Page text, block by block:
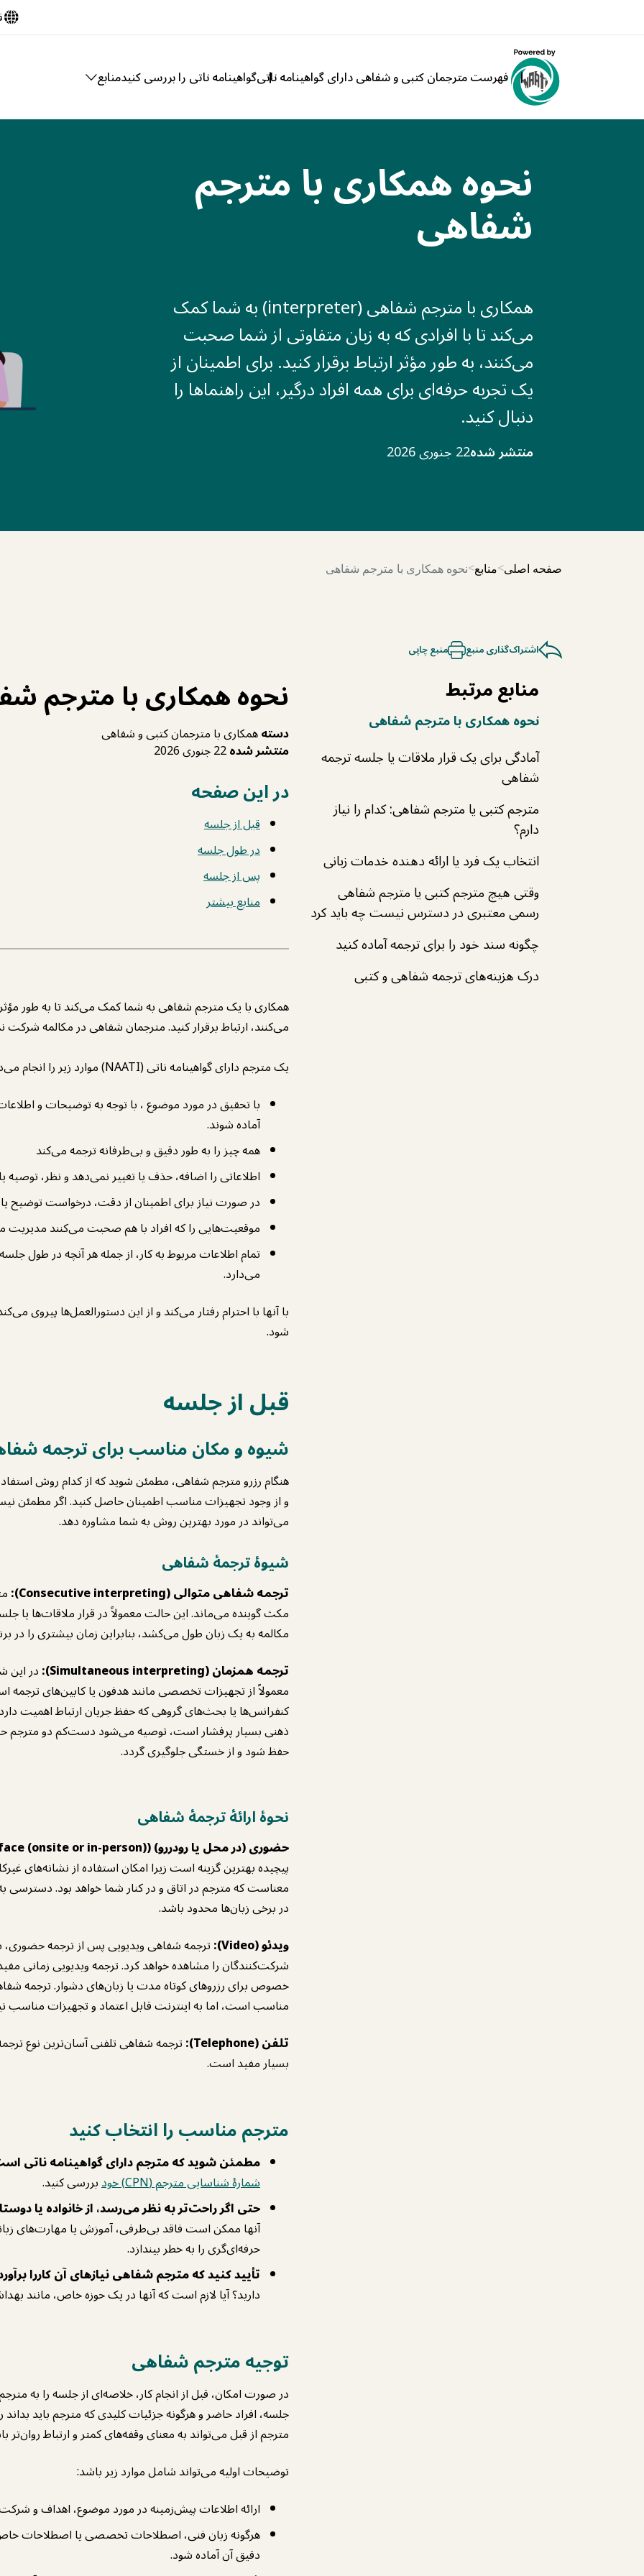
فهرست مترجمان کتبی و شفاهی دارای گواهینامه ناتیگواهینامه ناتی را بررسی کنیدمنابع
نحوه همکاری با مترجم
شفاهی
همکاری با مترجم شفاهی (interpreter) به شما کمک
می‌کند تا با افرادی که به زبان متفاوتی از شما صحبت
می‌کنند، به طور مؤثر ارتباط برقرار کنید. برای اطمینان از
یک تجربه حرفه‌ای برای همه افراد درگیر، این راهنماها را
دنبال کنید.
منتشر شده22 جنوری 2026
صفحه اصلی منابع نحوه همکاری با مترجم شفاهی
اشتراک‌گذاری منبع منبع چاپی
منابع مرتبط
نحوه همکاری با مترجم شفاهی
آمادگی برای یک قرار ملاقات یا جلسه ترجمه
شفاهی
مترجم کتبی یا مترجم شفاهی: کدام را نیاز
دارم؟
انتخاب یک فرد یا ارائه دهنده خدمات زبانی
وقتی هیچ مترجم کتبی یا مترجم شفاهی
رسمی معتبری در دسترس نیست چه باید کرد
چگونه سند خود را برای ترجمه آماده کنید
درک هزینه‌های ترجمه شفاهی و کتبی
نحوه همکاری با مترجم
دستههمکاری با مترجمان کتبی و شفاهی
منتشر شده
در این صفحه
قبل از جلسه
در طول جلسه
پس از جلسه
منابع بیشتر
همکاری با یک مترجم شفاهی به شما کمک می‌کند تا به طور
می‌کنند، ارتباط برقرار کنید. مترجمان شفاهی در مکالمه شرکت
یک مترجم دارای گواهینامه ناتی (NAATI) موارد زیر را انجام می‌دهد:
با تحقیق در مورد موضوع ، با توجه به توضیحات و
آماده شوند.
همه چیز را به طور دقیق و بی‌طرفانه ترجمه می‌کند
اطلاعاتی را اضافه، حذف یا تغییر نمی‌دهد و نظر،
در صورت نیاز برای اطمینان از دقت، درخواست توضیح
موقعیت‌هایی را که افراد با هم صحبت می‌کنند مدیریت
تمام اطلاعات مربوط به کار، از جمله هر آنچه در طول
می‌دارد.
با آنها با احترام رفتار می‌کند و از این دستورالعمل‌ها پیروی
شود.
قبل از جلسه
شیوه و مکان مناسب برای ترجمه
هنگام رزرو مترجم شفاهی، مطمئن شوید که از کدام روش
و از وجود تجهیزات مناسب اطمینان حاصل کنید. اگر مطمئن
می‌تواند در مورد بهترین روش به شما مشاوره دهد.
شیوهٔ ترجمهٔ شفاهی
ترجمه شفاهی متوالی (Consecutive interpreting):
مکث گوینده می‌ماند. این حالت معمولاً در قرار ملاقات‌ها یا
مکالمه به یک زبان طول می‌کشد، بنابراین زمان بیشتری را در
ترجمه همزمان (Simultaneous interpreting):
در این
معمولاً از تجهیزات تخصصی مانند هدفون یا کابین‌های
کنفرانس‌ها یا بحث‌های گروهی که حفظ جریان ارتباط اهمیت
ذهنی بسیار پرفشار است، توصیه می‌شود دست‌کم دو مترجم
حفظ شود و از خستگی جلوگیری گردد.
نحوهٔ ارائهٔ ترجمهٔ شفاهی
حضوری (در محل یا رو‌در‌رو) (Face-to-face (onsite or in-person)):
پیچیده بهترین گزینه است زیرا امکان استفاده از نشانه‌های
معناست که مترجم در اتاق و در کنار شما خواهد بود.
در برخی زبان‌ها محدود باشد.
ویدئو (Video):
ترجمه شفاهی ویدیویی پس از ترجمه حضوری،
شرکت‌کنندگان را مشاهده خواهد کرد. ترجمه ویدیویی
خصوص برای رزروهای کوتاه مدت یا زبان‌های دشوار. ترجمه
مناسب است، اما به اینترنت قابل اعتماد و تجهیزات مناسب
تلفن (Telephone):
ترجمه شفاهی تلفنی آسان‌ترین نوع
بسیار مفید است.
مترجم مناسب را انتخاب کنید
مطمئن شوید که مترجم دارای گواهینامه ناتی
شمارهٔ شناسایی مترجم (CPN) خود
بررسی کنید.
حتی اگر راحت‌تر به نظر می‌رسد، از خانواده یا
آنها ممکن است فاقد بی‌طرفی، آموزش یا مهارت‌های
حرفه‌ای‌گری را به خطر بیندازد.
تأیید کنید که مترجم شفاهی نیازهای آن کاررا
دارید؟ آیا لازم است که آنها در یک حوزه خاص، مانند
توجیه مترجم شفاهی
در صورت امکان، قبل از انجام کار، خلاصه‌ای از جلسه را به
جلسه، افراد حاضر و هرگونه جزئیات کلیدی که مترجم باید
مترجم از قبل می‌تواند به معنای وقفه‌های کمتر و ارتباط روان‌تر
توضیحات اولیه می‌تواند شامل موارد زیر باشد:
ارائه اطلاعات پیش‌زمینه در مورد موضوع، اهداف و
هرگونه زبان فنی، اصطلاحات تخصصی یا اصطلاحات خاص
دقیق آن آماده شود.